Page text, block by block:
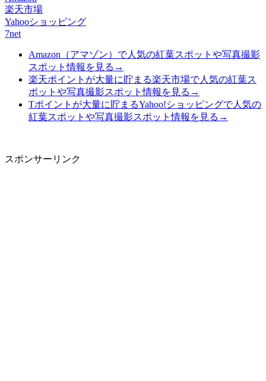
楽天市場
Yahooショッピング
7net
Amazon（アマゾン）で人気の紅葉スポットや写真撮影
スポット情報を見る→
楽天ポイントが大量に貯まる楽天市場で人気の紅葉ス
ポットや写真撮影スポット情報を見る→
Tポイントが大量に貯まるYahoo!ショッピングで人気の
紅葉スポットや写真撮影スポット情報を見る→
スポンサーリンク